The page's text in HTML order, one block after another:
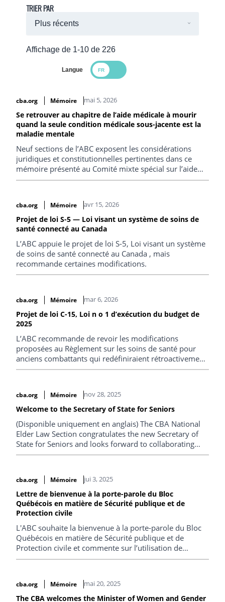
Affichage de 1-10 de 226
TRIER PAR
Langue
cba.org
Mémoire mai 5, 2026
Se retrouver au chapitre de l’aide médicale à mourir
quand la seule condition médicale sous-jacente est la
maladie mentale
Neuf sections de l’ABC exposent les considérations
juridiques et constitutionnelles pertinentes dans ce
mémoire présenté au Comité mixte spécial sur l’aide
médicale à mourir du Parlement.
cba.org Mémoire avr 15, 2026
Projet de loi S-5 — Loi visant un système de soins de
santé connecté au Canada
L’ABC appuie le projet de loi S-5, Loi visant un système
de soins de santé connecté au Canada , mais
recommande certaines modifications.
cba.org Mémoire mar 6, 2026
Projet de loi C-15, Loi n o 1 d’exécution du budget de
2025
L’ABC recommande de revoir les modifications
proposées au Règlement sur les soins de santé pour
anciens combattants qui redéfiniraient rétroactivement
le terme « province » afin d'exclure les territoires, en
modification rétroactive de cette définition soulève de
sérieuses préoccupations quant au respect de la
primauté du droit. Cette modification validerait une
erreur de longue date du gouvernement fédéral et
éliminerait les revendications juridiques en cours des
vétérans vulnérables qui souhaitent obtenir l’indemnité
lié aux soins de longue durée.
cba.org Mémoire nov 28, 2025
Welcome to the Secretary of State for Seniors
(Disponible uniquement en anglais) The CBA National
Elder Law Section congratulates the new Secretary of
State for Seniors and looks forward to collaborating
with the Secretary to advance the government’s
cba.org Mémoire jui 3, 2025
Lettre de bienvenue à la porte-parole du Bloc
Québécois en matière de Sécurité publique et de
Protection civile
L'ABC souhaite la bienvenue à la porte-parole du Bloc
Québécois en matière de Sécurité publique et de
Protection civile et commente sur l’utilisation de
technologies en contexte migratoire et sur les
cba.org Mémoire mai 20, 2025
The CBA welcomes the Minister of Women and Gender